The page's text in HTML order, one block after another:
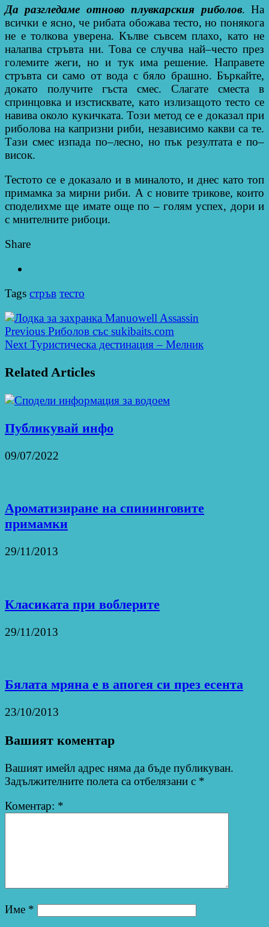
Да разгледаме отново плувкарския риболов. На
всички е ясно, че рибата обожава тесто, но понякога
не е толкова уверена. Кълве съвсем плахо, като не
налапва стръвта ни. Това се случва най–често през
големите жеги, но и тук има решение. Направете
стръвта си само от вода с бяло брашно. Бъркайте,
докато получите гъста смес. Слагате сместа в
спринцовка и изстисквате, като излизащото тесто се
навива около кукичката. Този метод се е доказал при
риболова на капризни риби, независимо какви са те.
Тази смес изпада по–лесно, но пък резултата е по–
висок.
Тестото се е доказало и в миналото, и днес като топ
примамка за мирни риби. А с новите трикове, които
споделихме ще имате още по – голям успех, дори и
с мнителните рибоци.
Share
Tags стръв тесто
Previous Риболов със sukibaits.com
Next Туристическа дестинация – Мелник
Related Articles
Публикувай инфо
09/07/2022
Ароматизиране на спининговите
примамки
29/11/2013
Класиката при воблерите
29/11/2013
Бялата мряна е в апогея си през есента
23/10/2013
Вашият коментар
Вашият имейл адрес няма да бъде публикуван.
Задължителните полета са отбелязани с *
Коментар: *
Име *